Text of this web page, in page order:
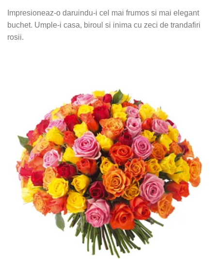
Impresioneaz-o daruindu-i cel mai frumos si mai elegant
buchet. Umple-i casa, biroul si inima cu zeci de trandafiri
rosii.